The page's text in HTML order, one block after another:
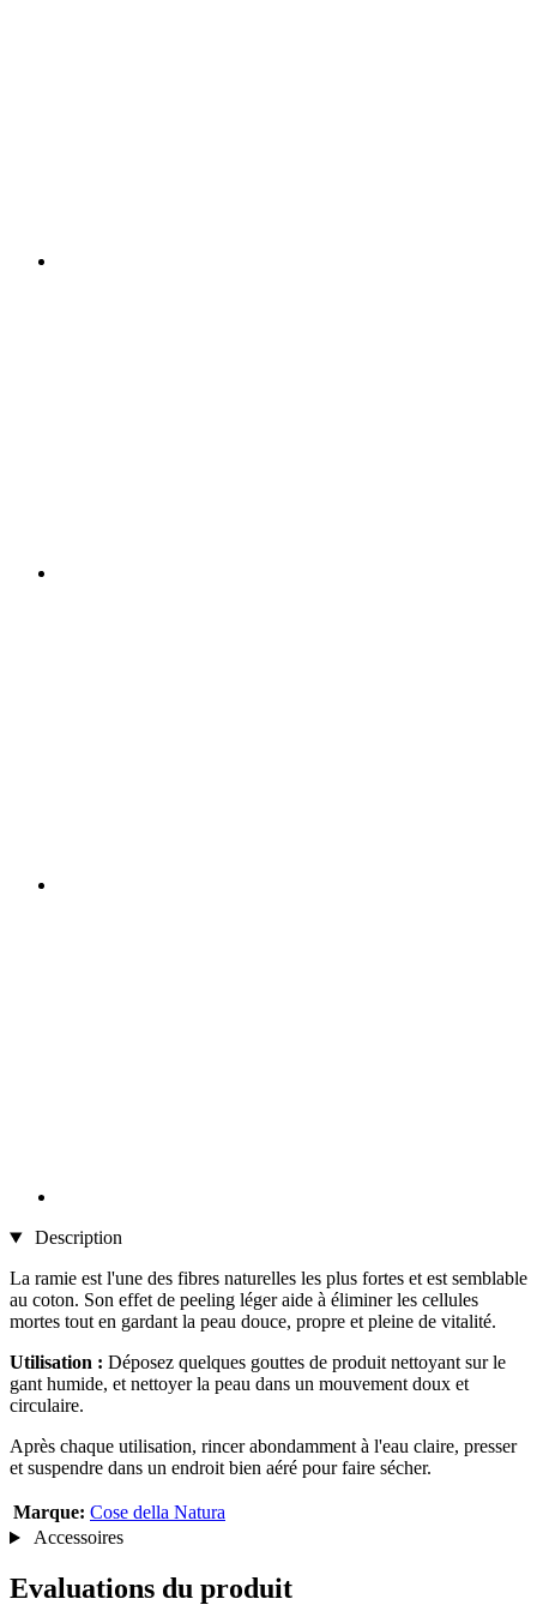
Description
La ramie est l'une des fibres naturelles les plus fortes et est semblable
au coton. Son effet de peeling léger aide à éliminer les cellules
mortes tout en gardant la peau douce, propre et pleine de vitalité.
Utilisation : Déposez quelques gouttes de produit nettoyant sur le
gant humide, et nettoyer la peau dans un mouvement doux et
circulaire.
Après chaque utilisation, rincer abondamment à l'eau claire, presser
et suspendre dans un endroit bien aéré pour faire sécher.
Marque: Cose della Natura
Accessoires
Evaluations du produit